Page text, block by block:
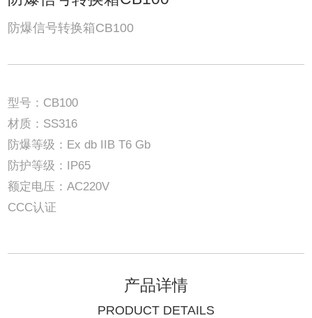
防爆信号转换箱CB100
型号：CB100
材质：SS316
防爆等级：Ex db IIB T6 Gb
防护等级：IP65
额定电压：AC220V
CCC认证
产品详情
PRODUCT DETAILS